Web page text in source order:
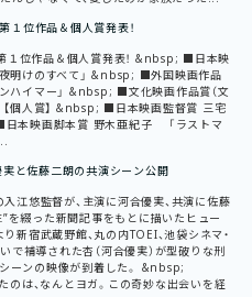
位作品＆個人賞発表！
１位作品＆個人賞発表！ &nbsp; ■日本映
夜明けのすべて」 &nbsp; ■外国映画作品
ンハイマー」 &nbsp; ■文化映画作品賞（文
【個人賞】 &nbsp; ■日本映画監督賞 三宅
本映画脚本賞 野木亜紀子 「ラストマ
実と佐藤二朗の共演シーン公開
入江悠監督が、主演に河合優実、共演に佐藤
を綴った新聞記事をもとに描いたヒュー
り新宿武蔵野館、丸の内TOEI、池袋シネマ・
で補導された杏（河合優実）が型破りな刑
シーンの映像が到着した。 &nbsp;
は、なんとヨガ。この奇妙な出会いを経